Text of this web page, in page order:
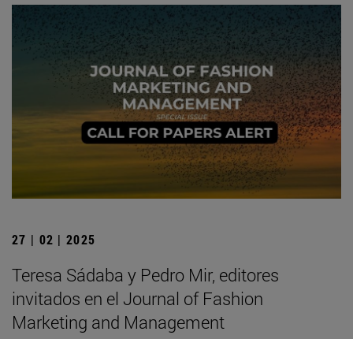
27 | 02 | 2025
Teresa Sádaba y Pedro Mir, editores
invitados en el Journal of Fashion
Marketing and Management